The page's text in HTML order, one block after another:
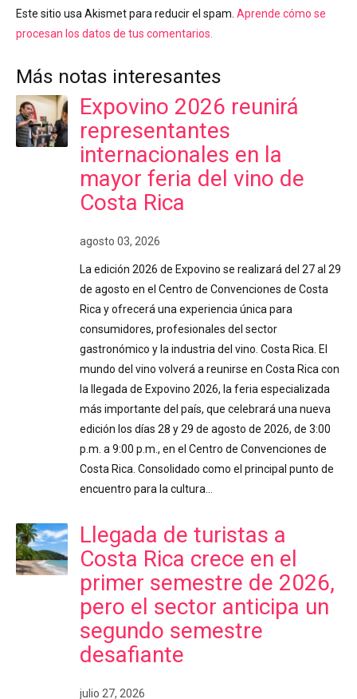
Este sitio usa Akismet para reducir el spam. Aprende cómo se
procesan los datos de tus comentarios.
Más notas interesantes
Expovino 2026 reunirá
representantes
internacionales en la
mayor feria del vino de
Costa Rica
agosto 03, 2026
La edición 2026 de Expovino se realizará del 27 al 29
de agosto en el Centro de Convenciones de Costa
Rica y ofrecerá una experiencia única para
consumidores, profesionales del sector
gastronómico y la industria del vino. Costa Rica. El
mundo del vino volverá a reunirse en Costa Rica con
la llegada de Expovino 2026, la feria especializada
más importante del país, que celebrará una nueva
edición los días 28 y 29 de agosto de 2026, de 3:00
p.m. a 9:00 p.m., en el Centro de Convenciones de
Costa Rica. Consolidado como el principal punto de
encuentro para la cultura…
Llegada de turistas a
Costa Rica crece en el
primer semestre de 2026,
pero el sector anticipa un
segundo semestre
desafiante
julio 27, 2026